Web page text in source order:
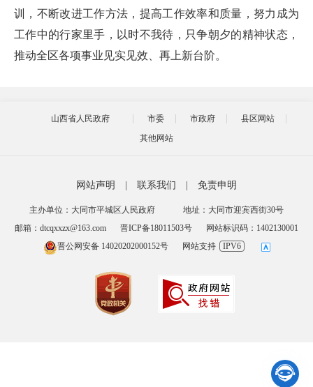

训，不断改进工作方法，提高工作效率和质量，努力成为
工作中的行家里手，以时不我待，只争朝夕的精神状态，
推动全区各项事业见实见效、再上新台阶。
山西省人民政府 市委 市政府
县区网站
其他网站
网站声明 联系我们 免责申明
主办单位：大同市平城区人民政府
地址：大同市迎宾西街30号
邮箱：dtcqxxzx@163.com
晋ICP备18011503号
网站标识码：1402130001
晋公网安备 14020202000152号
网站支持 IPV6